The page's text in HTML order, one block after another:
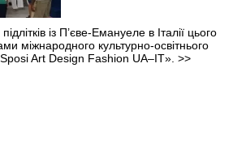
із П’єве-Емануеле в Італії цього
міжнародного культурно-освітнього
Art Design Fashion UA–IT». >>